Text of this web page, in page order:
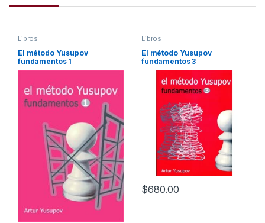
Libros
El método Yusupov
fundamentos 1
Libros
El método Yusupov
fundamentos 3
$680.00